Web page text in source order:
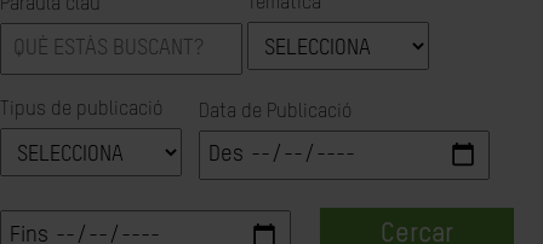
Paraula clau
Tipus de publicació Data de Publicació
Cercar